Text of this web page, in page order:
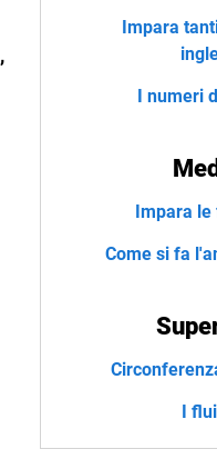
Impara
I numeri
Impara
Come si fa
I